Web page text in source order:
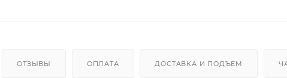
ОТЗЫВЫ ОПЛАТА ДОСТАВКА И ПОДЪЕМ